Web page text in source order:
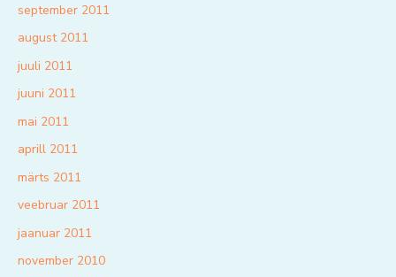
september 2011
august 2011
juuli 2011
juuni 2011
mai 2011
aprill 2011
märts 2011
veebruar 2011
jaanuar 2011
november 2010